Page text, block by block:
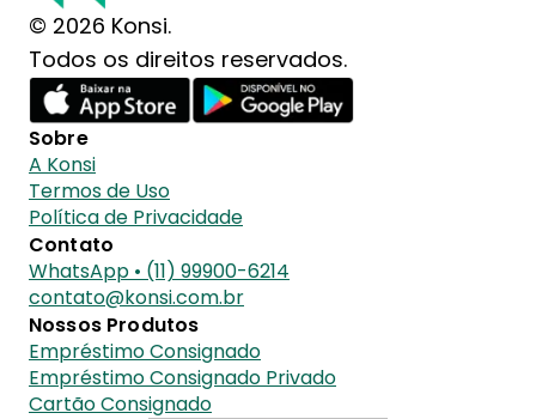
© 2026 Konsi.
Todos os direitos reservados.
Sobre
A Konsi
Termos de Uso
Política de Privacidade
Contato
WhatsApp • (11) 99900-6214
contato@konsi.com.br
Nossos Produtos
Empréstimo Consignado
Empréstimo Consignado Privado
Cartão Consignado